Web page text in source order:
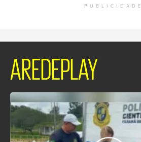
PUBLICIDADE
AREDEPLAY